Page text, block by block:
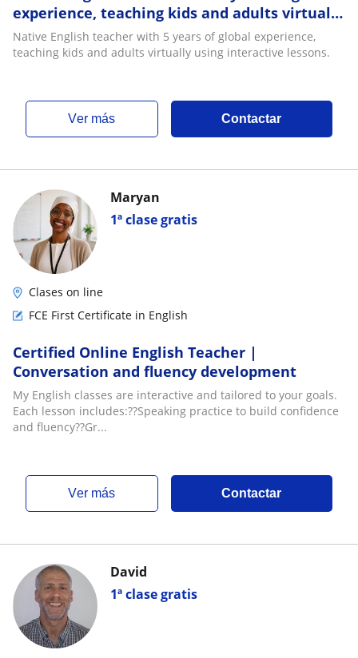
experience, teaching kids and adults virtually
using interactive lessons
Native English teacher with 5 years of global experience,
teaching kids and adults virtually using interactive lessons.
ver más Contactar
1ª clase gratis
Maryan
Clases on line
FCE First Certificate in English
Certified Online English Teacher |
Conversation and fluency development
My English classes are interactive and tailored to your goals.
Each lesson includes:??Speaking practice to build confidence
and fluency??Gr...
ver más Contactar
1ª clase gratis
David